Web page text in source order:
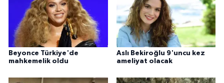
Beyonce Türkiye'de
mahkemelik oldu
Aslı Bekiroğlu 9'uncu kez
ameliyat olacak